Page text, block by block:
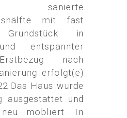
sanierte
mit fast
Grundstück in
entspannter
nach
erfolgt(e)
Haus wurde
ausgestattet und
möbliert. In